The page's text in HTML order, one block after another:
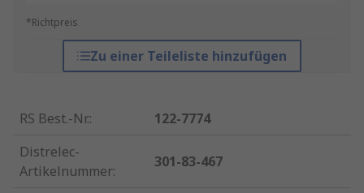
*Richtpreis
Zu einer Teileliste hinzufügen
RS Best.-Nr.:
122-7774
Distrelec-
Artikelnummer:
301-83-467